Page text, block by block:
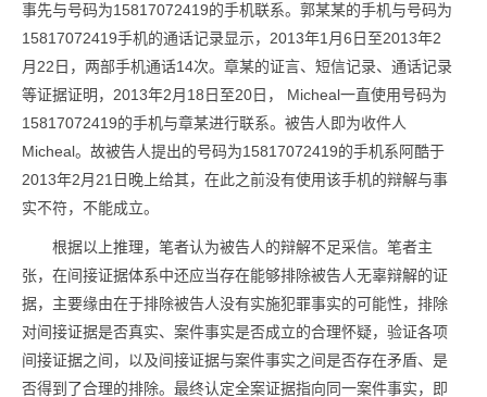
事先与号码为15817072419的手机联系。郭某某的手机与号码为
15817072419手机的通话记录显示，2013年1月6日至2013年2
月22日，两部手机通话14次。章某的证言、短信记录、通话记录
等证据证明，2013年2月18日至20日， Micheal一直使用号码为
15817072419的手机与章某进行联系。被告人即为收件人
Micheal。故被告人提出的号码为15817072419的手机系阿酷于
2013年2月21日晚上给其，在此之前没有使用该手机的辩解与事
实不符，不能成立。
根据以上推理，笔者认为被告人的辩解不足采信。笔者主
张，在间接证据体系中还应当存在能够排除被告人无辜辩解的证
据，主要缘由在于排除被告人没有实施犯罪事实的可能性，排除
对间接证据是否真实、案件事实是否成立的合理怀疑，验证各项
间接证据之间，以及间接证据与案件事实之间是否存在矛盾、是
否得到了合理的排除。最终认定全案证据指向同一案件事实，即